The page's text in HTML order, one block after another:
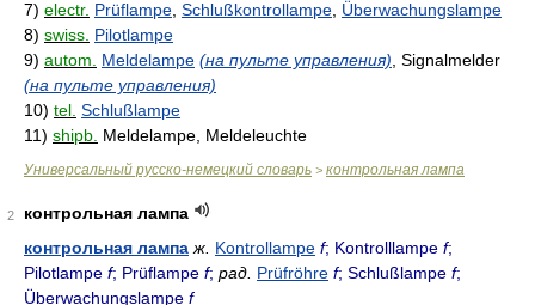
7) electr. Prüflampe Schlußkontrollampe Überwachungslampe
8) swiss. Pilotlampe
9) autom. Meldelampe (на пульте управления) , Signalmelder
(на пульте управления)
10) tel. Schlußlampe
11) shipb. Meldelampe, Meldeleuchte
Универсальный русско-немецкий словарь > контрольная лампа
2
контрольная лампа
контрольная лампа ж. Kontrollampe f; Kontrolllampe f;
Pilotlampe f; Prüflampe f; рад. Prüfröhre f; Schlußlampe f;
Überwachungslampe f